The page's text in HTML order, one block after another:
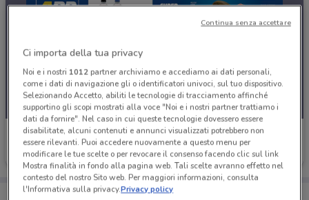
ARD Discount
Scade domenica 7.4 km
Porta DoveConviene sempre con te!
Ci importa della tua privacy
Noi e i nostri 1012partner archiviamo e accediamo ai dati personali,
come i dati di navigazione gli o identificatori univoci, sul tuo dispositivo.
Selezionando Accetto, abiliti le tecnologie di tracciamento affinché
supportino gli scopi mostrati alla voce "Noi e i nostri partner trattiamo i
dati da fornire". Nel caso in cui queste tecnologie dovessero essere
disabilitate, alcuni contenuti e annunci visualizzati potrebbero non
essere rilevanti. Puoi accedere nuovamente a questo menu per
modificare le tue scelte o per revocare il consenso facendo clic sul link
Mostra finalità in fondo alla pagina web. Tali scelte avranno effetto nel
contesto del nostro Sito web. Per maggiori informazioni, consulta
l'Informativa sulla privacy.Privacy policy
Continua senza accettare